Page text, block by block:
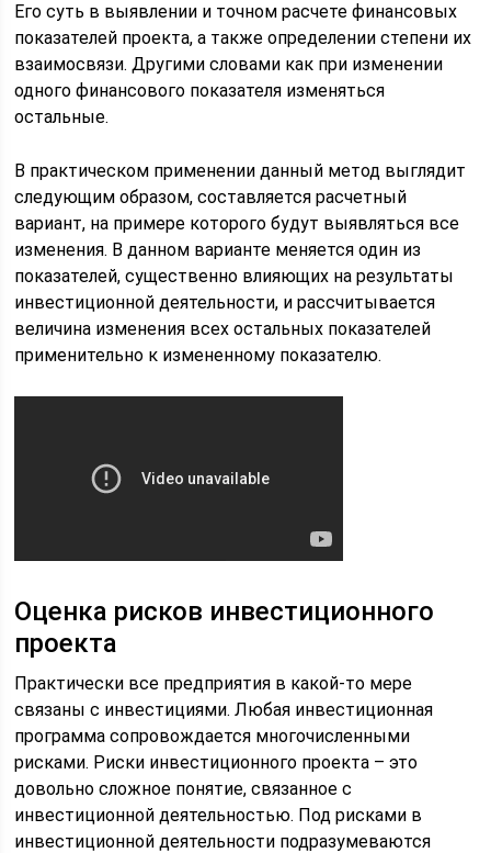
Его суть в выявлении и точном расчете финансовых
показателей проекта, а также определении степени их
взаимосвязи. Другими словами как при изменении
одного финансового показателя изменяться
остальные.
В практическом применении данный метод выглядит
следующим образом, составляется расчетный
вариант, на примере которого будут выявляться все
изменения. В данном варианте меняется один из
показателей, существенно влияющих на результаты
инвестиционной деятельности, и рассчитывается
величина изменения всех остальных показателей
применительно к измененному показателю.
Оценка рисков инвестиционного
проекта
Практически все предприятия в какой-то мере
связаны с инвестициями. Любая инвестиционная
программа сопровождается многочисленными
рисками. Риски инвестиционного проекта – это
довольно сложное понятие, связанное с
инвестиционной деятельностью. Под рисками в
инвестиционной деятельности подразумеваются